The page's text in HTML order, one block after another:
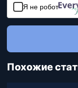
Я не робот
Похожие